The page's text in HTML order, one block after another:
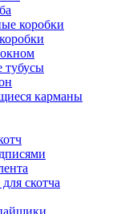
коробки
тубусы
карманы
скотча